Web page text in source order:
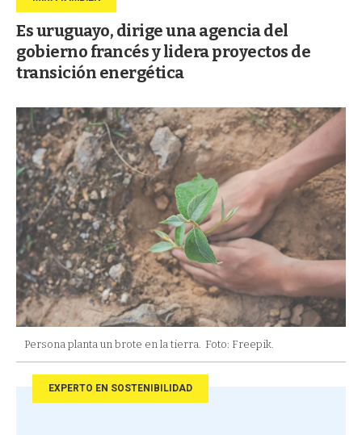
Es uruguayo, dirige una agencia del
gobierno francés y lidera proyectos de
transición energética
Persona planta un brote en la tierra. Foto: Freepik.
EXPERTO EN SOSTENIBILIDAD